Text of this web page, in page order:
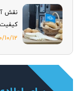
نقش
کیفیت
10/12